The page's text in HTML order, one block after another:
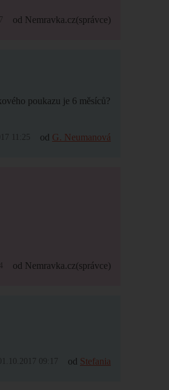
od Nemravka.cz(správce)
poukazu je 6 měsíců?
11:25 od G. Neumanová
od Nemravka.cz(správce)
01.10.2017 09:17 od Stefania